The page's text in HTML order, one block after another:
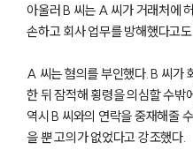
아울러 B 씨는 A 씨가 거래처에
손하고 회사 업무를 방해했다고
A 씨는 혐의를 부인했다. B 씨가
한 뒤 잠적해 횡령을 의심할 수밖
역시 B 씨와의 연락을 중재해줄
을 뿐 고의가 없었다고 강조했다.